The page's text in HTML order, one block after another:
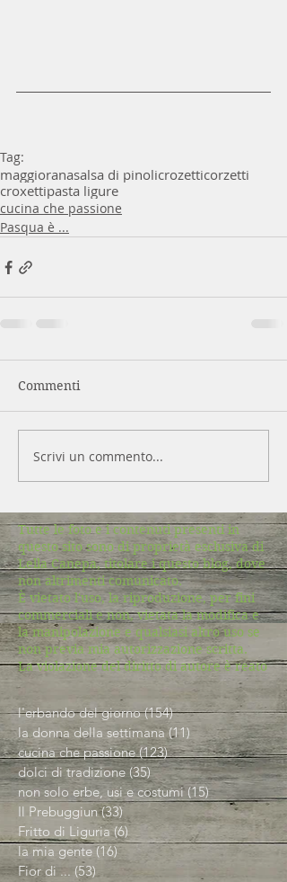
Tag:
maggioranasalsa di pinolicrozetticorzetti
croxettipasta ligure
cucina che passione
Pasqua è ...
Commenti
Scrivi un commento...
Tutte le foto e i contenuti presenti in
questo sito sono di proprietà esclusiva di
Lella Canepa, titolare i questo blog, dove
non altrimenti comunicato.
È vietato l'uso, la riproduzione, per fini
commerciali e non, vietata la modifica e
la manipolazione e qualsiasi altro uso se
non previa mia autorizzazione scritta.
La violazione del diritto di autore è reato
l'erbando del giorno (154)154 post
la donna della settimana (11) 11 post
cucina che passione (123)123 post
dolci di tradizione (35)35 post
non solo erbe, usi e costumi (15)15 post
Il Prebuggiun (33)33 post
Fritto di Liguria (6) 6 post
la mia gente (16)16 post
Fior di ... (53)